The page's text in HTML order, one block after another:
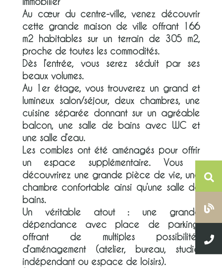
Au cœur du centre-ville, venez découvrir
cette grande maison de ville offrant 166
m2 habitables sur un terrain de 305 m2,
proche de toutes les commodités.
Dès l’entrée, vous serez séduit par ses
beaux volumes.
Au 1er étage, vous trouverez un grand et
lumineux salon/séjour, deux chambres, une
cuisine séparée donnant sur un agréable
balcon, une salle de bains avec WC et
une salle d’eau.
Les combles ont été aménagés pour offrir
un espace supplémentaire. Vous y
découvrirez une grande pièce de vie, une
chambre confortable ainsi qu’une salle de
bains.
Un véritable atout : une grande
dépendance avec place de parking,
offrant de multiples possibilités
d’aménagement (atelier, bureau, studio
indépendant ou espace de loisirs).